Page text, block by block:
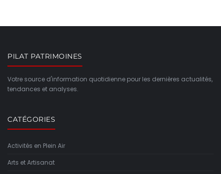
PILAT PATRIMOINES
Votre source d'information quotidienne pour les dernières actualités,
tendances et analyses.
CATÉGORIES
Activités en Plein Air
Arts et Artisanat